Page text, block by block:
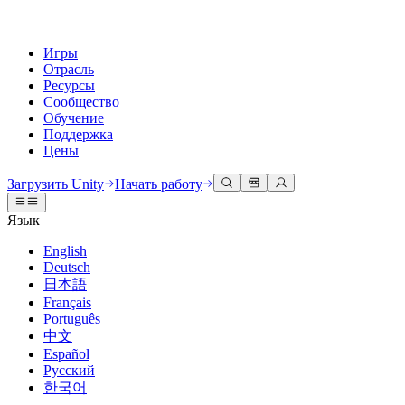
Игры
Отрасль
Ресурсы
Сообщество
Обучение
Поддержка
Цены
Движок Unity
Создавайте 2D и 3D игры для любой платформы
Совместная работа
Сотрудничайте и быстро вносите изменения с вашей командой
Загрузить Unity
Тарифы и цены
Развертывание
Многоплатформенность
3D сотрудничество
Создавайте и просматривайте 3D проекты в реальном времени
Иммерсивное обучение
Обучение в иммерсивных средах
Пользовательские опыты
Создавайте интерактивные 3D опыты
Отрасли
Производство
Документация
Инструменты для разработчиков
Версии релизов и трекер проблем
План развития
Обзор предстоящих функций
Глоссарий
Обсуждения
События
Глобальные и местные события
Истории сообщества
Made with Unity
Показ Unity-креаторов
Unity Learn
Освойте навыки Unity бесплатно
Профессиональное обучение
Повышайте уровень своей команды с тренерами Unity
Не использовали Unity раньше
С чего начать
Приступите к обучению
Основные пути Unity
Получить помощь
Помогаем вам добиться успеха с Unity
Планы успеха
Достигайте своих целей быстрее с помощью экспертов
FAQ
Ответы на часто задаваемые вопросы
Связаться с нами
Свяжитесь с нашей командой
Загрузить Unity Начать работу
Язык
English
Deutsch
日本語
Français
Português
中文
Español
Русский
한국어